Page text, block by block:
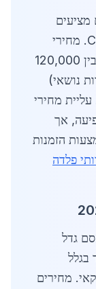
אך רק 20% מהם מציעים
אישורים בינלאומיים כמו CE Marking. מחירי
חיזוק מבנים בברזל בכפר קאסם נעים בין 120,000
קירות נושאי)
עליית מחירי
זו משפיעה, אך
הזמנות
פלדה
גדל
בגלל
מחירים